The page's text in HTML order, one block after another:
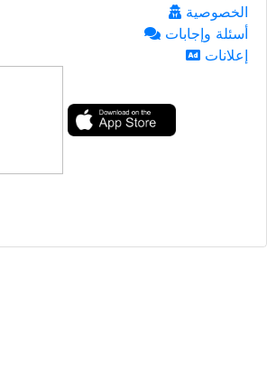
الخصوصية
أسئلة وإجابات
إعلانات